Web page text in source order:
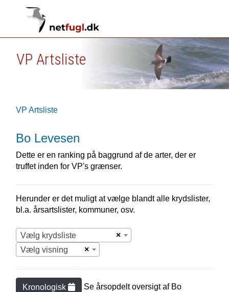
VP Artsliste
VP Artsliste
Bo Levesen
Dette er en ranking på baggrund af de arter, der er
truffet inden for VP's grænser.
Herunder er det muligt at vælge blandt alle krydslister,
bl.a. årsartslister, kommuner, osv.
×
Vælg krydsliste
×
Vælg visning
Kronologisk Se årsopdelt oversigt af Bo